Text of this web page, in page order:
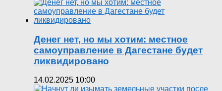
Денег нет, но мы хотим: местное
самоуправление в Дагестане будет
ликвидировано
14.02.2025 10:00